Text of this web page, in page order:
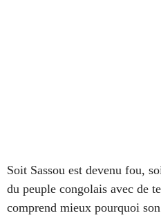
Soit Sassou est devenu fou,
du peuple congolais avec de
comprend mieux pourquoi